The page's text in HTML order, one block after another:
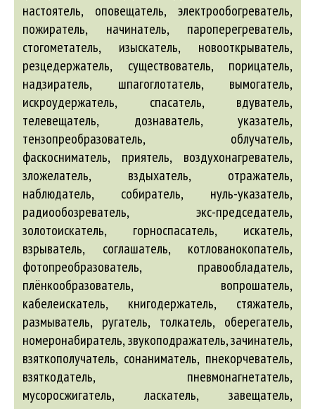
настоятель, оповещатель, электрообогреватель,
пожиратель, начинатель, пароперегреватель,
стогометатель, изыскатель, новооткрыватель,
резцедержатель, существователь, порицатель,
надзиратель, шпагоглотатель, вымогатель,
искроудержатель, спасатель, вдуватель,
телевещатель, дознаватель, указатель,
тензопреобразователь, облучатель,
фаскосниматель, приятель, воздухонагреватель,
зложелатель, вздыхатель, отражатель,
наблюдатель, собиратель, нуль-указатель,
радиообозреватель, экс-председатель,
золотоискатель, горноспасатель, искатель,
взрыватель, соглашатель, котлованокопатель,
фотопреобразователь, правообладатель,
плёнкообразователь, вопрошатель,
кабелеискатель, книгодержатель, стяжатель,
размыватель, ругатель, толкатель, оберегатель,
номеронабиратель, звукоподражатель, зачинатель,
взяткополучатель, сонаниматель, пнекорчеватель,
взяткодатель, пневмонагнетатель,
мусоросжигатель, ласкатель, завещатель,